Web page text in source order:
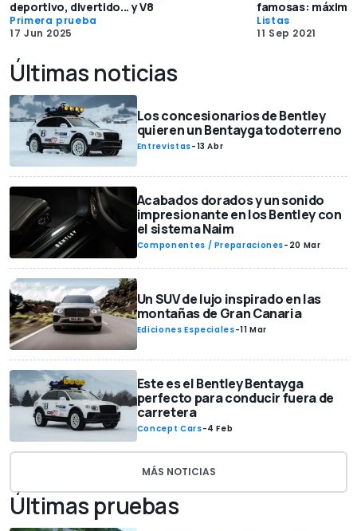
deportivo, divertido... y V8
Primera prueba
17 Jun 2025
famosas:
Listas
11 Sep 2021
Últimas noticias
Los concesionarios de Bentley
quieren un Bentayga todoterreno
Entrevistas-13 Abr
Acabados dorados y un sonido
impresionante en los Bentley con
el sistema Naim
Componentes / Preparaciones- 20 Mar
Un SUV de lujo inspirado en las
montañas de Gran Canaria
Ediciones Especiales-11 Mar
Este es el Bentley Bentayga
perfecto para conducir fuera de
carretera
Concept Cars-4 Feb
MÁS NOTICIAS
Últimas pruebas